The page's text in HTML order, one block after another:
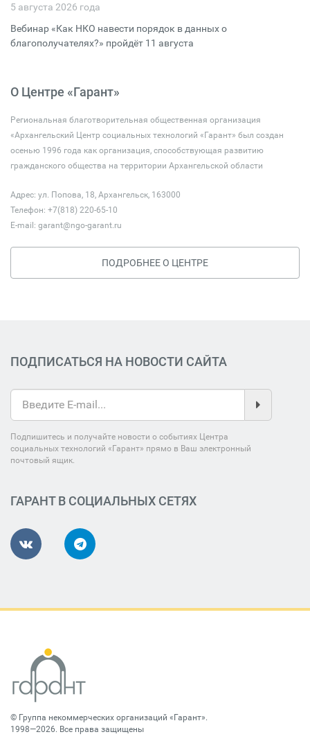
5 августа 2026 года
Вебинар «Как НКО навести порядок в данных о
благополучателях?» пройдёт 11 августа
О Центре «Гарант»
Региональная благотворительная общественная организация
«Архангельский Центр социальных технологий «Гарант» был создан
осенью 1996 года как организация, способствующая развитию
гражданского общества на территории Архангельской области
Адрес: ул. Попова, 18, Архангельск, 163000
Телефон: +7(818) 220-65-10
E-mail: garant@ngo-garant.ru
ПОДРОБНЕЕ О ЦЕНТРЕ
ПОДПИСАТЬСЯ НА НОВОСТИ САЙТА
Подпишитесь и получайте новости о событиях Центра
социальных технологий «Гарант» прямо в Ваш электронный
почтовый ящик.
ГАРАНТ В СОЦИАЛЬНЫХ СЕТЯХ
© Группа некоммерческих организаций «Гарант».
1998—2026. Все права защищены